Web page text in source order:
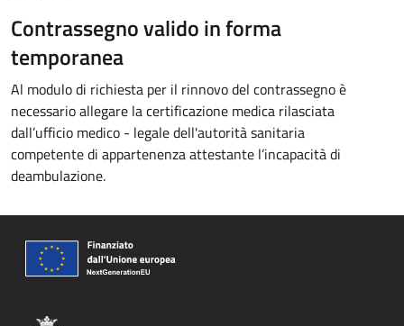
Contrassegno valido in forma
temporanea
Al modulo di richiesta per il rinnovo del contrassegno è
necessario allegare la certificazione medica rilasciata
dall’ufficio medico - legale dell'autorità sanitaria
competente di appartenenza attestante l’incapacità di
deambulazione.